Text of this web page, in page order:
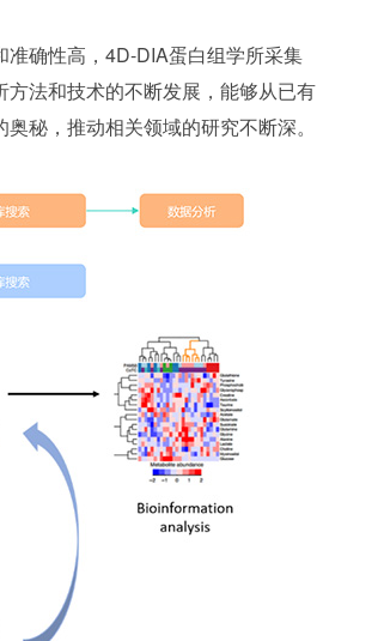
确性高，4D-DIA蛋白组学所采集
法和技术的不断发展，能够从已有
秘，推动相关领域的研究不断深。